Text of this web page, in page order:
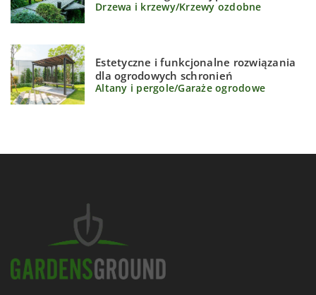
Drzewa i krzewy/Krzewy ozdobne
Estetyczne i funkcjonalne rozwiązania
dla ogrodowych schronień
Altany i pergole/Garaże ogrodowe